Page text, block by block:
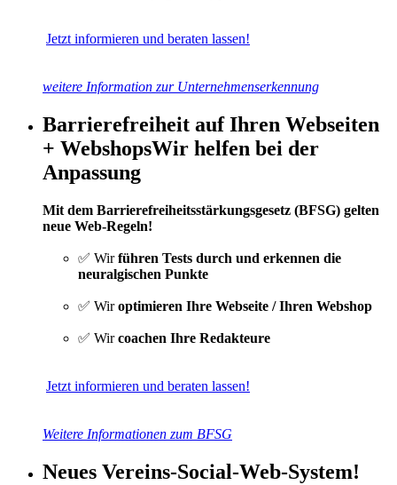
Jetzt informieren und beraten lassen!
weitere Information zur Unternehmenserkennung
Barrierefreiheit auf Ihren Webseiten
+ WebshopsWir helfen bei der
Anpassung
Mit dem Barrierefreiheitsstärkungsgesetz (BFSG) gelten
neue Web-Regeln!
✅ Wirführen Tests durch und erkennen die
neuralgischen Punkte
✅ Wiroptimieren Ihre Webseite / Ihren Webshop
✅ Wircoachen Ihre Redakteure
Jetzt informieren und beraten lassen!
Weitere Informationen zum BFSG
Neues Vereins-Social-Web-System!